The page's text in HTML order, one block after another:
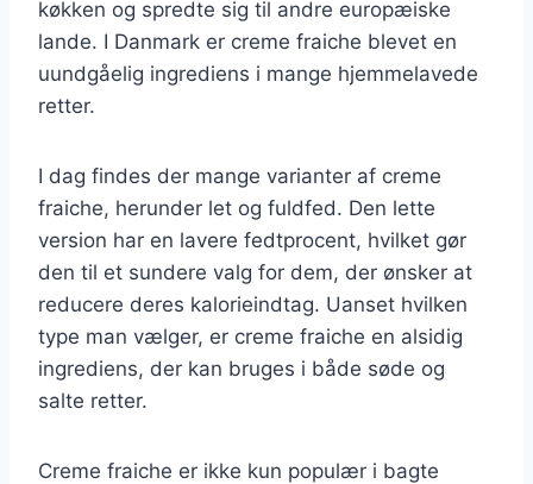
køkken og spredte sig til andre europæiske
lande. I Danmark er creme fraiche blevet en
uundgåelig ingrediens i mange hjemmelavede
retter.
I dag findes der mange varianter af creme
fraiche, herunder let og fuldfed. Den lette
version har en lavere fedtprocent, hvilket gør
den til et sundere valg for dem, der ønsker at
reducere deres kalorieindtag. Uanset hvilken
type man vælger, er creme fraiche en alsidig
ingrediens, der kan bruges i både søde og
salte retter.
Creme fraiche er ikke kun populær i bagte